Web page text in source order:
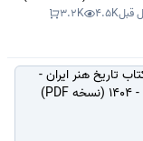
4.5K
3.2K